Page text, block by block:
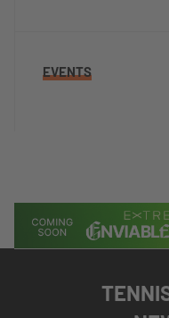
EVENTS